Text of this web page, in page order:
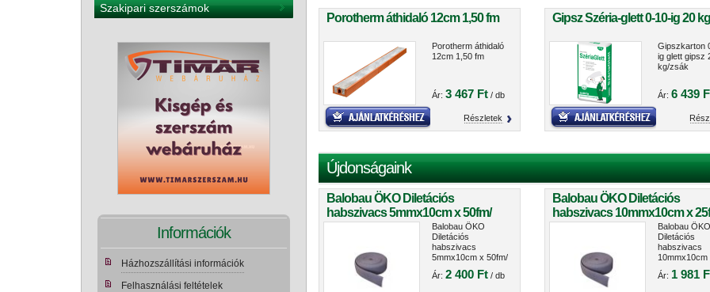
Szakipari szerszámok
Információk
Házhozszállítási információk
Felhasználási feltételek
Porotherm áthidaló 12cm 1,50 fm
Porotherm áthidaló
12cm 1,50 fm
Ár: 3 467 Ft/ db
Részletek
Gipsz Széria-glett 0-10-ig 20
Gipszkarton
ig glett gipsz
kg/zsák
Ár: 6 439
Újdonságaink
Balobau ÖKO Diletációs
habszivacs 5mmx10cm x 50fm/
tekercs
Balobau ÖKO
Diletációs
habszivacs
5mmx10cm x 50fm/
Ár: 2 400 Ft/ db
Balobau ÖKO Diletációs
habszivacs 10mmx10cm x
tekercs
Balobau ÖKO
Diletációs
habszivacs
10mmx10cm
Ár: 1 981